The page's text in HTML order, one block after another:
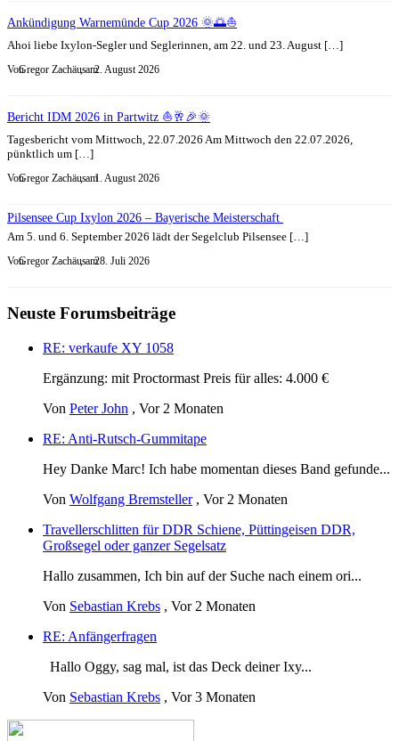
Ankündigung Warnemünde Cup 2026 🌞🌅⛵
Ahoi liebe Ixylon-Segler und Seglerinnen, am 22. und 23. August […]
VonGregor Zachäus, am2. August 2026
Bericht IDM 2026 in Partwitz ⛵🥂🎉🌞
Tagesbericht vom Mittwoch, 22.07.2026 Am Mittwoch den 22.07.2026,
pünktlich um […]
VonGregor Zachäus, am1. August 2026
Pilsensee Cup Ixylon 2026 – Bayerische Meisterschaft
Am 5. und 6. September 2026 lädt der Segelclub Pilsensee […]
VonGregor Zachäus, am28. Juli 2026
Neuste Forumsbeiträge
RE: verkaufe XY 1058
Ergänzung: mit Proctormast Preis für alles: 4.000 €
Von Peter John , Vor 2 Monaten
RE: Anti-Rutsch-Gummitape
Hey Danke Marc! Ich habe momentan dieses Band gefunde...
Von Wolfgang Bremsteller, Vor 2 Monaten
Travellerschlitten für DDR Schiene, Püttingeisen DDR,
Großsegel oder ganzer Segelsatz
Hallo zusammen, Ich bin auf der Suche nach einem ori...
Von Sebastian Krebs , Vor 2 Monaten
RE: Anfängerfragen
Hallo Oggy, sag mal, ist das Deck deiner Ixy...
Von Sebastian Krebs , Vor 3 Monaten